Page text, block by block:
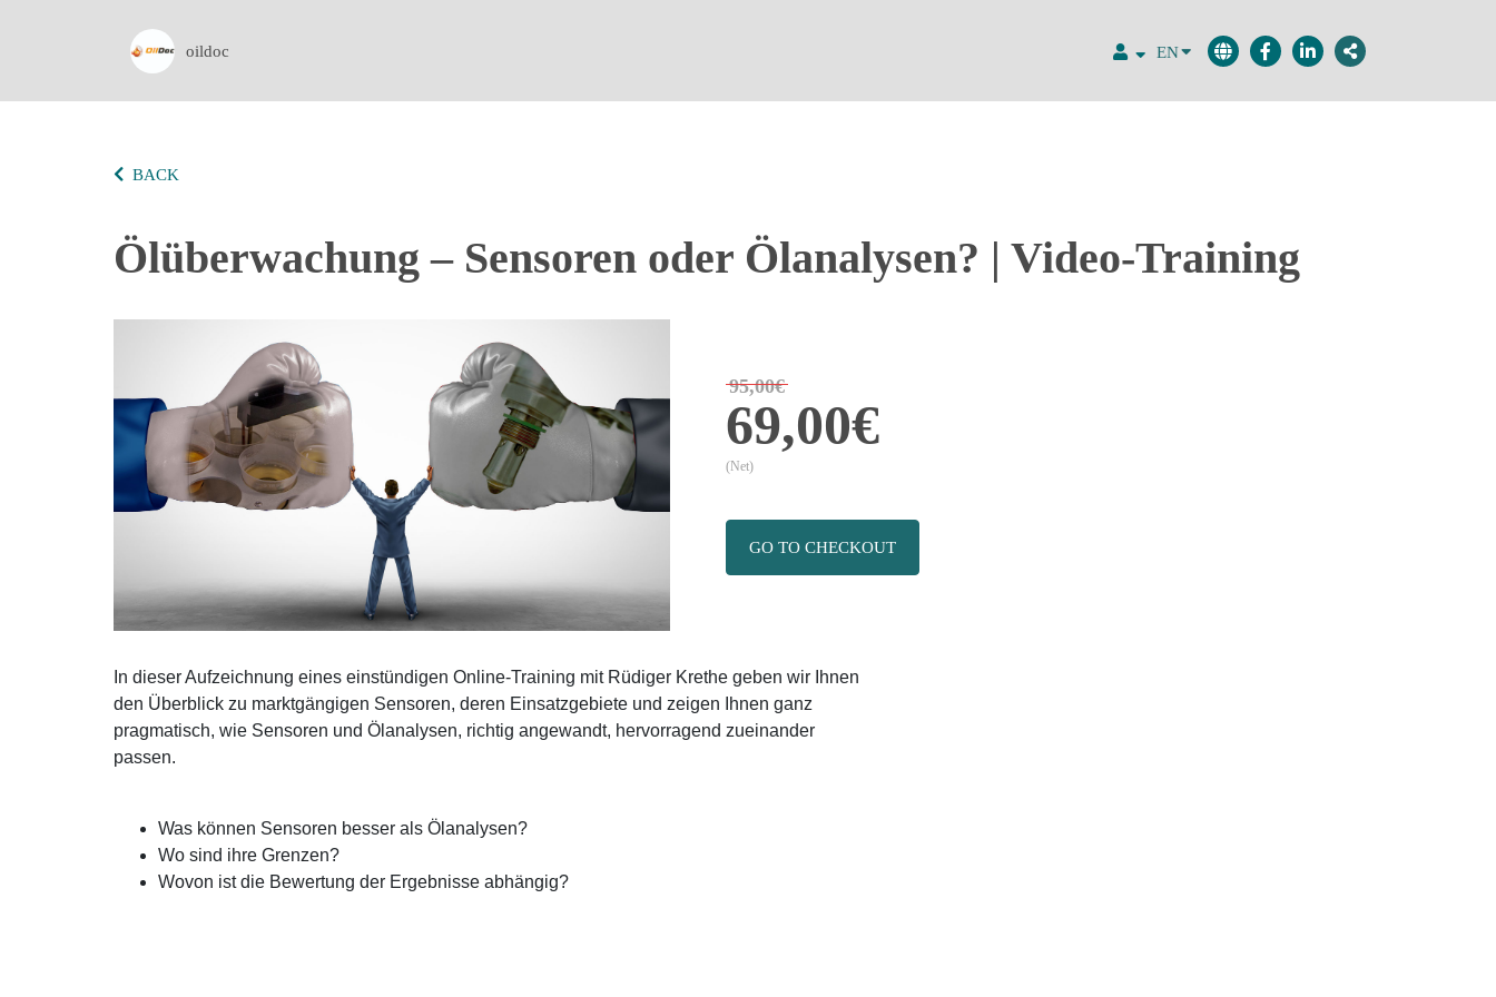
oildoc EN
BACK
Ölüberwachung – Sensoren oder Ölanalysen? | Video-Training
95,00€
69,00€
(Net)
GO TO CHECKOUT
In dieser Aufzeichnung eines einstündigen Online-Training mit Rüdiger Krethe geben wir Ihnen
den Überblick zu marktgängigen Sensoren, deren Einsatzgebiete und zeigen Ihnen ganz
pragmatisch, wie Sensoren und Ölanalysen, richtig angewandt, hervorragend zueinander
passen.
Was können Sensoren besser als Ölanalysen?
Wo sind ihre Grenzen?
Wovon ist die Bewertung der Ergebnisse abhängig?